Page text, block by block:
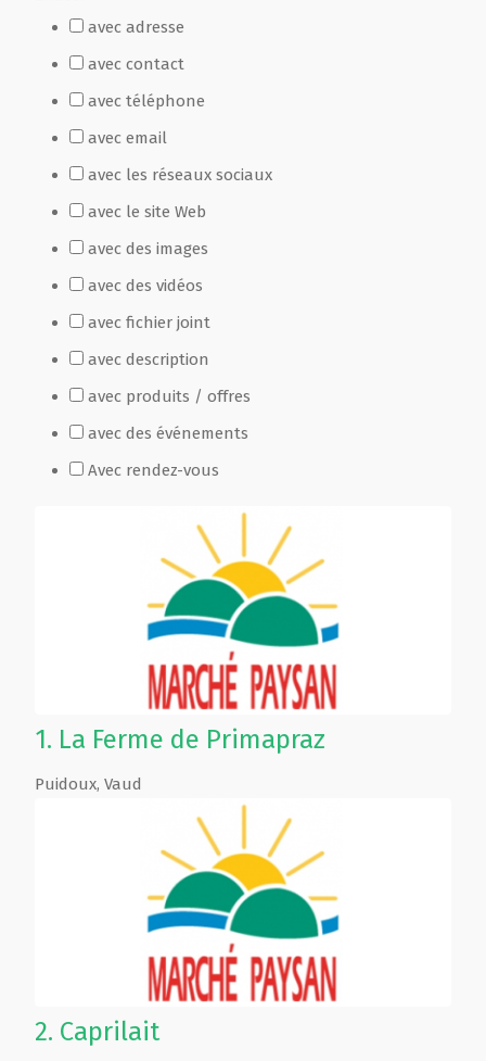
avec adresse
avec contact
avec téléphone
avec email
avec les réseaux sociaux
avec le site Web
avec des images
avec des vidéos
avec fichier joint
avec description
avec produits / offres
avec des événements
Avec rendez-vous
1. La Ferme de Primapraz
Puidoux, Vaud
2. Caprilait
Fête Marché Paysan
Partenaires